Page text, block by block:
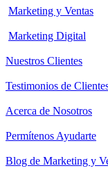
Marketing y Ventas
Marketing Digital
Nuestros Clientes
Testimonios de
Acerca de Nosotros
Permítenos Ayudarte
Blog de Marketing y